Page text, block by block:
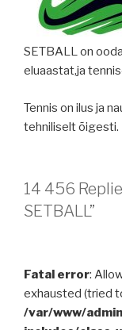
SETBALL on
eluaastat,ja
Tennis on ilus ja
tehniliselt õigesti.
14 456
SETBALL”
Fatal error:
exhausted (tried
/var/www/